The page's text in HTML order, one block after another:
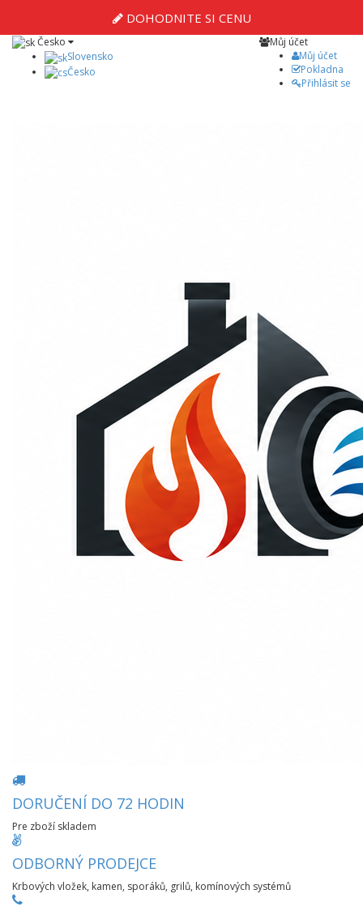
DOHODNITE SI CENU
Můj účet
Můj účet
Pokladna
Přihlásit se
Česko
Slovensko
Česko
DORUČENÍ DO 72 HODIN
Pre zboží skladem
ODBORNÝ PRODEJCE
Krbových vložek, kamen, sporáků, grilů, komínových systémů